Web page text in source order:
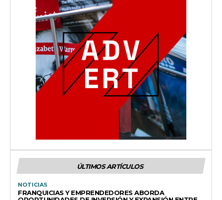
ÚLTIMOS ARTÍCULOS
NOTICIAS
FRANQUICIAS Y EMPRENDEDORES ABORDA